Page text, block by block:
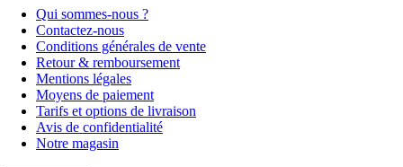
Qui sommes-nous ?
Contactez-nous
Conditions générales de vente
Retour & remboursement
Mentions légales
Moyens de paiement
Tarifs et options de livraison
Avis de confidentialité
Notre magasin